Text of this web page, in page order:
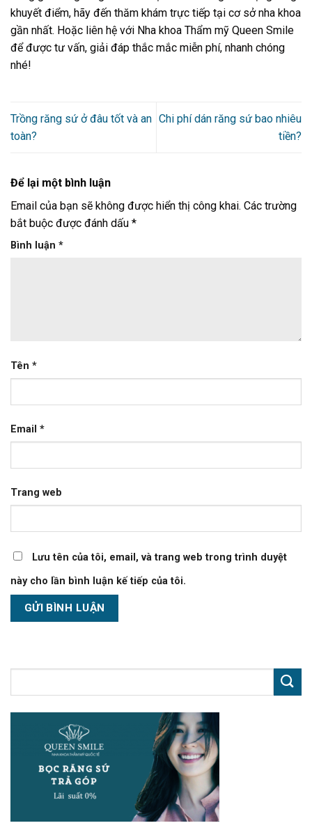
khuyết điểm, hãy đến thăm khám trực tiếp tại cơ sở nha khoa
gần nhất. Hoặc liên hệ với Nha khoa Thẩm mỹ Queen Smile
để được tư vấn, giải đáp thắc mắc miễn phí, nhanh chóng
nhé!
Trồng răng sứ ở đâu tốt và an
toàn?
Chi phí dán răng sứ bao nhiêu
tiền?
Để lại một bình luận
Email của bạn sẽ không được hiển thị công khai. Các trường
bắt buộc được đánh dấu *
Bình luận *
Tên *
Email *
Trang web
Lưu tên của tôi, email, và trang web trong trình duyệt
này cho lần bình luận kế tiếp của tôi.